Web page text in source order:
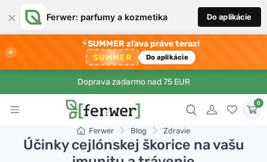
× Ferwer: parfumy a kozmetika Do aplikácie
×
⚡SUMMER zľava práve teraz!
SUMMER Do aplikácie
Doprava zadarmo nad 75 EUR
0
Ferwer Blog Zdravie
Účinky cejlónskej škorice na vašu